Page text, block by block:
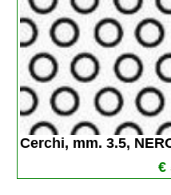
Cerchi, mm. 3.5,
€